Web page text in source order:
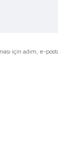
için adım, e-